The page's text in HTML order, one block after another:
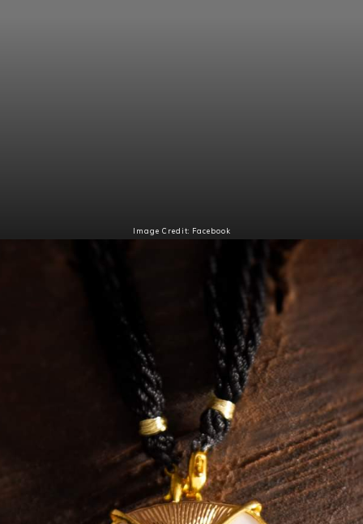
Image Credit: Facebook